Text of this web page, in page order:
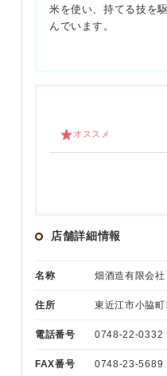
米を使い、持てる技を
んでいます。
オススメ
店舗詳細情報
名称 畑酒造有限会社
住所 東近江市小脇
電話番号 0748-22-0332
FAX番号 0748-23-5689